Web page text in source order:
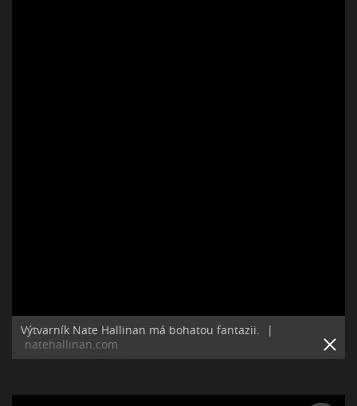
Výtvarník Nate Hallinan má bohatou fantazii.
|
natehallinan.com